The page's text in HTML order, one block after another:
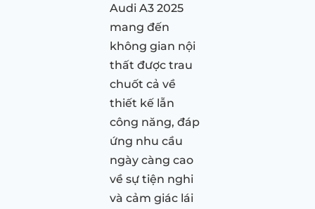
Audi A3 2025
mang đến
không gian nội
thất được trau
chuốt cả về
thiết kế lẫn
công năng, đáp
ứng nhu cầu
ngày càng cao
về sự tiện nghi
và cảm giác lái